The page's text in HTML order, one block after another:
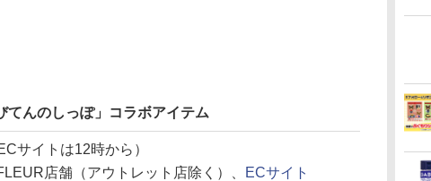
てんのしっぽ」コラボアイテム
サイトは12時から）
店舗（アウトレット店除く）、
ECサイト